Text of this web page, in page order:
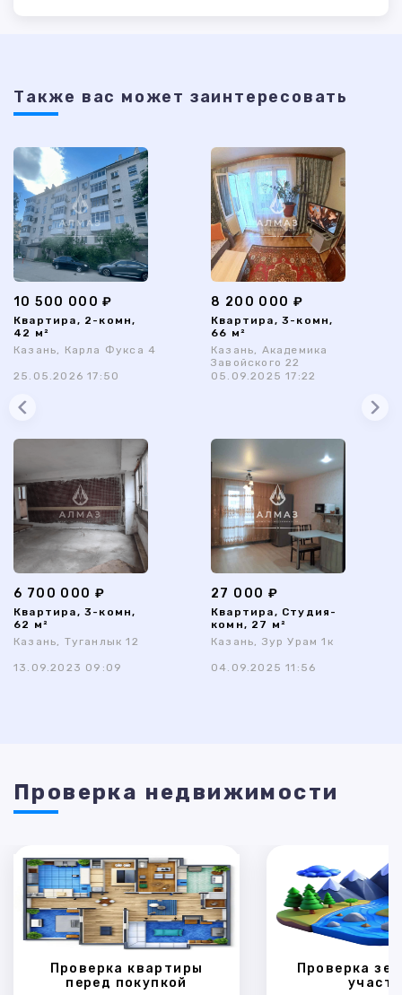
Также ваc может заинтересовать
10 500 000 ₽
Квартира, 2-комн,
42 м²
Казань, Карла Фукса 4
25.05.2026 17:50
8 200 000 ₽
Квартира, 3-комн,
66 м²
Казань, Академика
Завойского 22
05.09.2025 17:22
6 700 000 ₽
Квартира, 3-комн,
62 м²
Казань, Туганлык 12
13.09.2023 09:09
27 000 ₽
Квартира, Студия-
комн, 27 м²
Казань, Зур Урам 1к
04.09.2025 11:56
Проверка недвижимости
Проверка квартиры
перед покупкой
Проверка